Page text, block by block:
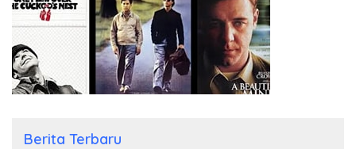
Berita Terbaru